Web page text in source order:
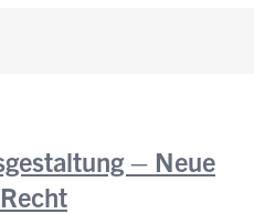
– Neue